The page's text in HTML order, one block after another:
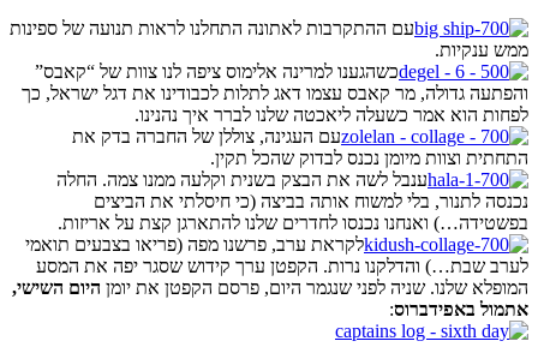
עם ההתקרבות לאתונה התחלנו לראות תנועה של ספינות
ממש ענקיות.
כשהגענו למרינה אלימוס ציפה לנו צוות של “קאבס”
והפתעה גדולה, מר קאבס עצמו דאג לתלות לכבודינו את דגל ישראל, כך
לפחות הוא אמר כשעלה ליאכטה שלנו לברר איך נהנינו.
עם העגינה, צוללן של החברה בדק את
התחתית וצוות מיומן נכנס לבדוק שהכל תקין.
ענבל לשה את הבצק בשנית וקלעה ממנו צמה. החלה
נכנסה לתנור, בלי למשוח אותה בביצה (כי חיסלתי את הביצים
בפשטידה…) ואנחנו נכנסו לחדרים שלנו להתארגן קצת על אריזות.
לקראת ערב, פרשנו מפה (פריאו בצבעים תואמי
לערב שבת…) והדלקנו נרות. הקפטן ערך קידוש שסגר יפה את המסע
המופלא שלנו. שניה לפני שנגמר היום, פרסם הקפטן את יומןהיום השישי,
אתמול באפידברוס: